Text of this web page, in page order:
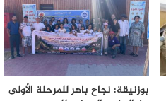
بوزنيقة: نجاح باهر للمرحلة الأولى